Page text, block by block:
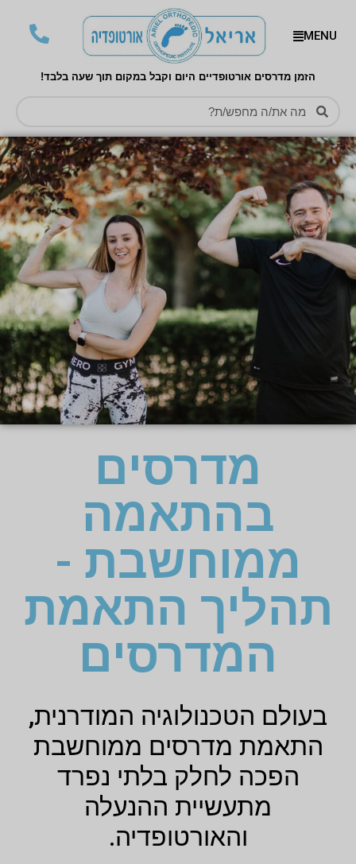
MENU
הזמן מדרסים אורטופדיים היום וקבל במקום תוך שעה בלבד!
מדרסים
בהתאמה
ממוחשבת -
תהליך התאמת
המדרסים
בעולם הטכנולוגיה המודרנית,
התאמת מדרסים ממוחשבת
הפכה לחלק בלתי נפרד
מתעשיית ההנעלה
והאורטופדיה.